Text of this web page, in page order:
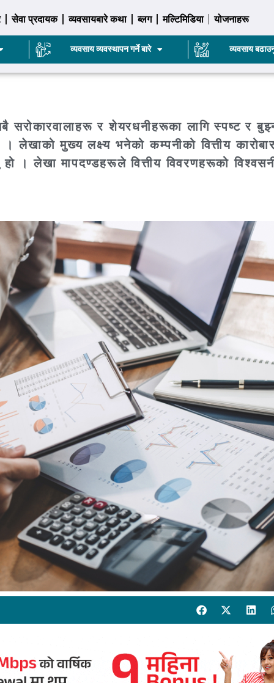
सेवा प्रदायक व्यवसायबारे कथा ब्लग मल्टिमिडिया योजनाहरू
व्यवसाय व्यवस्थापन गर्ने बारे व्यवसाय
सरोकारवालाहरू र शेयरधनीहरूका लागि स्पष्ट र
लेखाको मुख्य लक्ष्य भनेको कम्पनीको वित्तीय
हो । लेखा मापदण्डहरूले वित्तीय विवरणहरूको